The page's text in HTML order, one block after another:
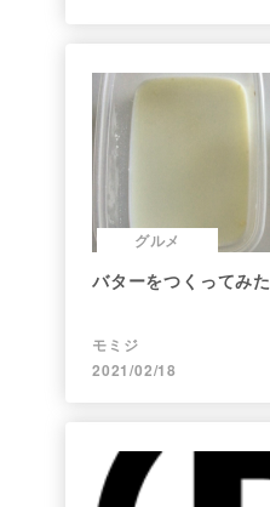
グルメ
バターをつくってみた
モミジ
2021/02/18